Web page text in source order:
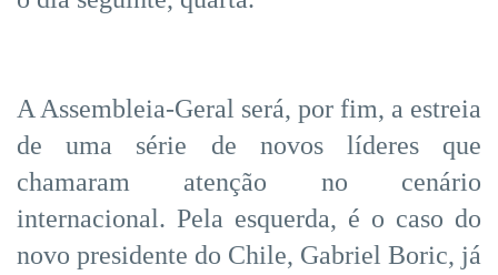
A Assembleia-Geral será, por fim, a estreia
de uma série de novos líderes que
chamaram atenção no cenário
internacional. Pela esquerda, é o caso do
novo presidente do Chile, Gabriel Boric, já